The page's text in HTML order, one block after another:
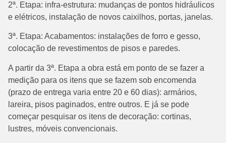
2ª. Etapa: infra-estrutura: mudanças de pontos hidráulicos
e elétricos, instalação de novos caixilhos, portas, janelas.
3ª. Etapa: Acabamentos: instalações de forro e gesso,
colocação de revestimentos de pisos e paredes.
A partir da 3ª. Etapa a obra está em ponto de se fazer a
medição para os itens que se fazem sob encomenda
(prazo de entrega varia entre 20 e 60 dias): armários,
lareira, pisos paginados, entre outros. E já se pode
começar pesquisar os itens de decoração: cortinas,
lustres, móveis convencionais.